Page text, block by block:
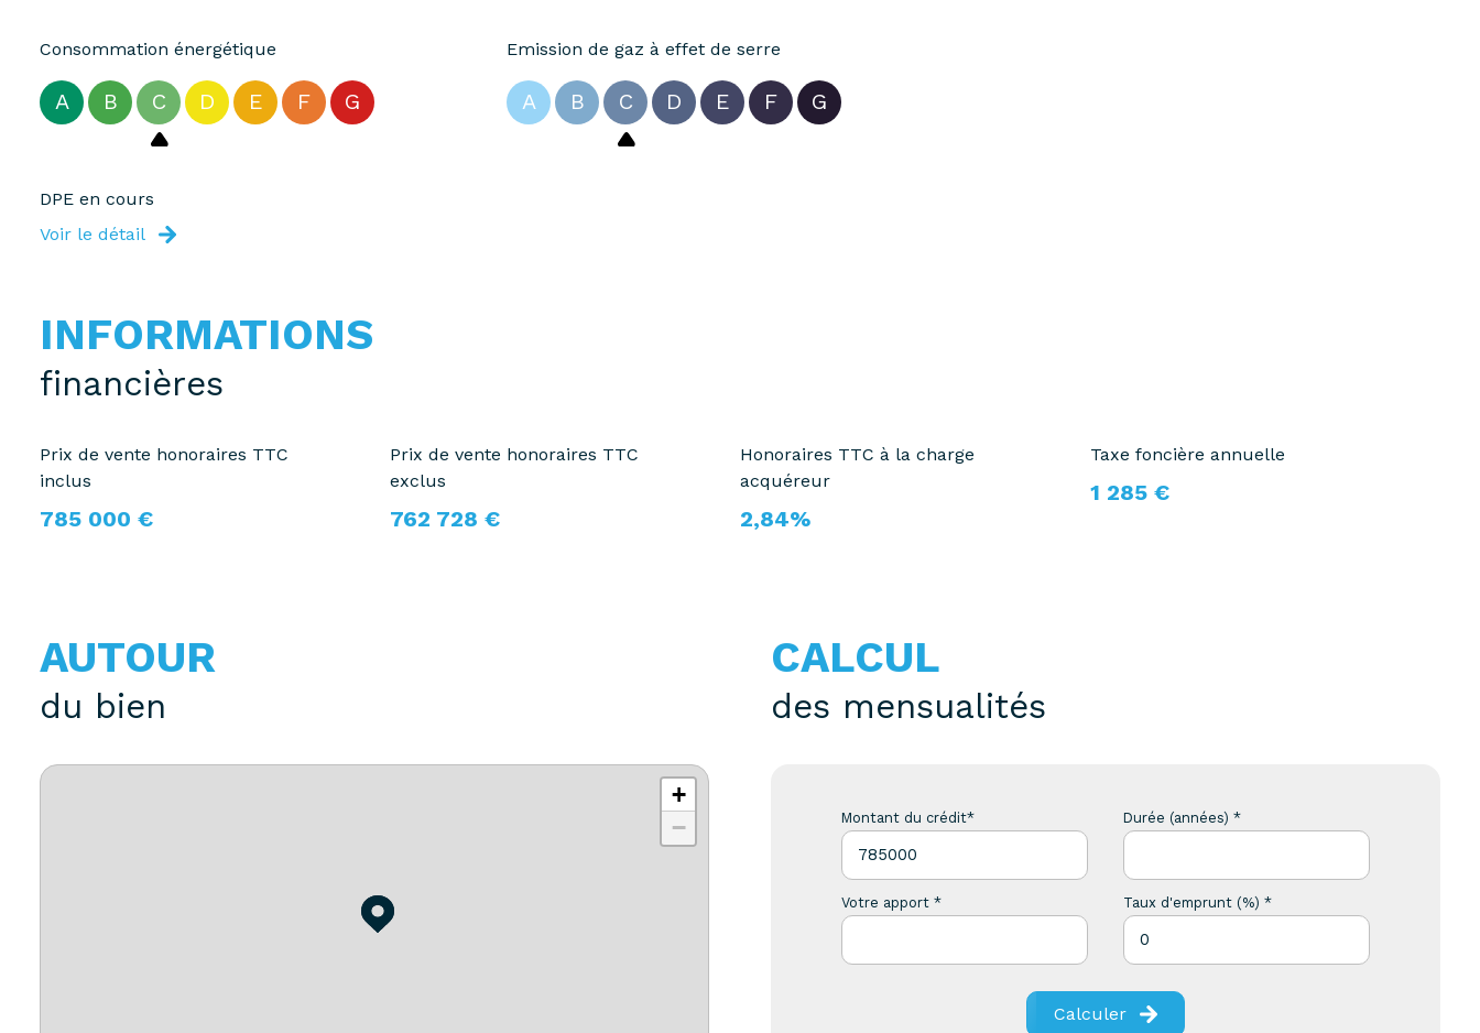
Consommation énergétique
A B C D E F G
Emission de gaz à effet de serre
A B C D E F G
DPE en cours
Voir le détail
INFORMATIONS
financières
Prix de vente honoraires TTC
inclus
785 000 €
Prix de vente honoraires TTC
exclus
762 728 €
Honoraires TTC à la charge
acquéreur
2,84%
Taxe foncière annuelle
1 285 €
AUTOUR
du bien
+
−
CALCUL
des mensualités
Montant du crédit* Durée (années) *
Votre apport * Taux d'emprunt (%) *
Calculer